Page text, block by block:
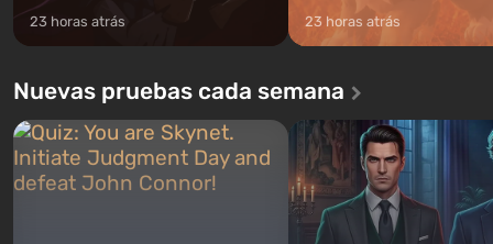
23 horas atrás 23 horas atrás
Nuevas pruebas cada semana